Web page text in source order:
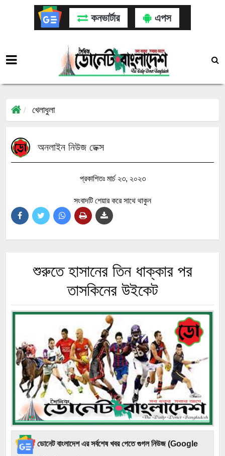
কনভার্টার এপস
খেলাধুলা
অনলাইন নিউজ ডেক্স
প্রকাশিতঃ মার্চ ২৩, ২০২৩
সংবাদটি শেয়ার করে সাথে থাকুন
শুরুতে হাসানের তিন ধাক্কার পর
তাসকিনের উইকেট
ডোনেট বাংলাদেশ এর সর্বশেষ খবর পেতে গুগল নিউজ (Google